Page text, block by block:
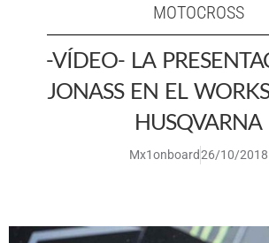
MOTOCROSS
-VÍDEO- LA
JONASS EN EL
HUSQVARNA
Mx1onboard26/10/2018